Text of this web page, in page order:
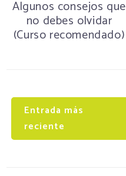
Algunos consejos que
no debes olvidar
(Curso recomendado)
Entrada más
reciente